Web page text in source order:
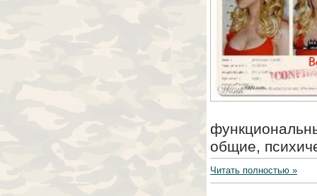
общие,
Читать полностью »